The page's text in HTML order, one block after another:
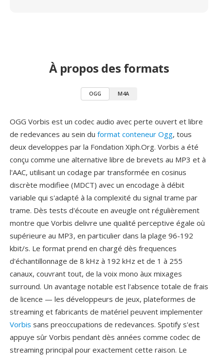
À propos des formats
OGG M4A
OGG Vorbis est un codec audio avec perte ouvert et libre
de redevances au sein du format conteneur Ogg, tous
deux developpes par la Fondation Xiph.Org. Vorbis a été
conçu comme une alternative libre de brevets au MP3 et à
l'AAC, utilisant un codage par transformée en cosinus
discrète modifiee (MDCT) avec un encodage à débit
variable qui s'adapté à la complexité du signal trame par
trame. Dès tests d'écoute en aveugle ont régulièrement
montre que Vorbis delivre une qualité perceptive égale où
supérieure au MP3, en particulier dans la plage 96-192
kbit/s. Le format prend en chargé dès frequences
d'échantillonnage de 8 kHz à 192 kHz et de 1 à 255
canaux, couvrant tout, de la voix mono àux mixages
surround. Un avantage notable est l'absence totale de frais
de licence — les développeurs de jeux, plateformes de
streaming et fabricants de matériel peuvent implementer
Vorbis sans preoccupations de redevances. Spotify s'est
appuye sûr Vorbis pendant dès années comme codec de
streaming principal pour exactement cette raison. Le